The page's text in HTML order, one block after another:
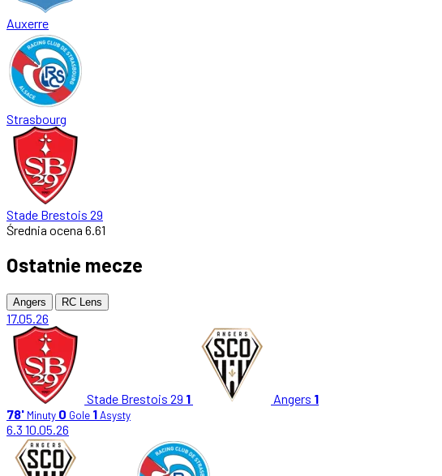
Auxerre
Strasbourg
Stade Brestois 29
Średnia ocena 6.61
Ostatnie mecze
Angers RC Lens
17.05.26
Stade Brestois 29 1 Angers 1
78' Minuty 0 Gole 1Asysty
6.3 10.05.26